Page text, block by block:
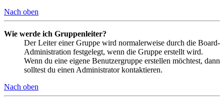
Nach oben
Wie werde ich Gruppenleiter?
Der Leiter einer Gruppe wird normalerweise durch die Board-
Administration festgelegt, wenn die Gruppe erstellt wird.
Wenn du eine eigene Benutzergruppe erstellen möchtest, dann
solltest du einen Administrator kontaktieren.
Nach oben